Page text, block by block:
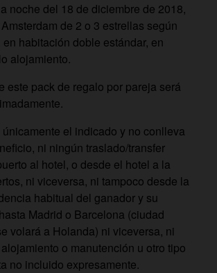
noche del 18 de diciembre de 2018,
de 2 o 3 estrellas según
habitación doble estándar, en
alojamiento.
este pack de regalo por pareja será
el indicado y no conlleva
ni ningún traslado/transfer
al hotel, o desde el hotel a la
ni viceversa, ni tampoco desde la
habitual del ganador y su
Madrid o Barcelona (ciudad
volará a Holanda) ni viceversa, ni
o manutención u otro tipo
no incluido expresamente.